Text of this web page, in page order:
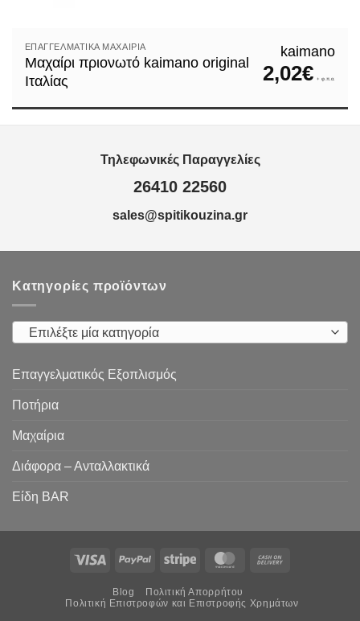
ΕΠΑΓΓΕΛΜΑΤΙΚΆ ΜΑΧΑΊΡΙΑ
Μαχαίρι πριονωτό kaimano original
Ιταλίας
kaimano
2,02€ + φ.π.α.
Τηλεφωνικές Παραγγελίες
26410 22560
sales@spitikouzina.gr
Κατηγορίες προϊόντων
Επιλέξτε μία κατηγορία
Επαγγελματικός Εξοπλισμός
Ποτήρια
Μαχαίρια
Διάφορα – Ανταλλακτικά
Είδη ΒAR
Visa PayPal Stripe MasterCard
Blog
Πολιτική Απορρήτου
Πολιτική Επιστροφών και Επιστροφής Χρημάτων